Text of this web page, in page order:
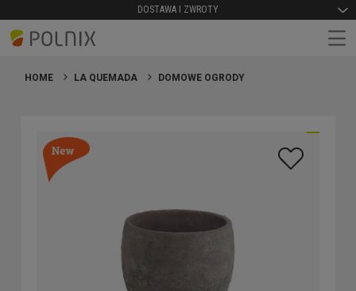
DOSTAWA I ZWROTY
HOME LA QUEMADA DOMOWE OGRODY